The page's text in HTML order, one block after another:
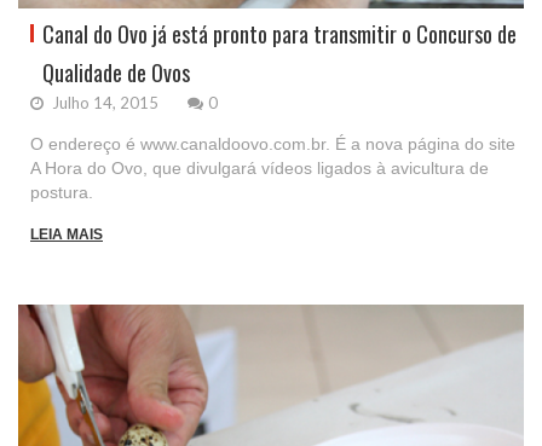
Canal do Ovo já está pronto para transmitir o Concurso de
Qualidade de Ovos
Julho 14, 2015 0
O endereço é www.canaldoovo.com.br. É a nova página do site
A Hora do Ovo, que divulgará vídeos ligados à avicultura de
postura.
LEIA MAIS